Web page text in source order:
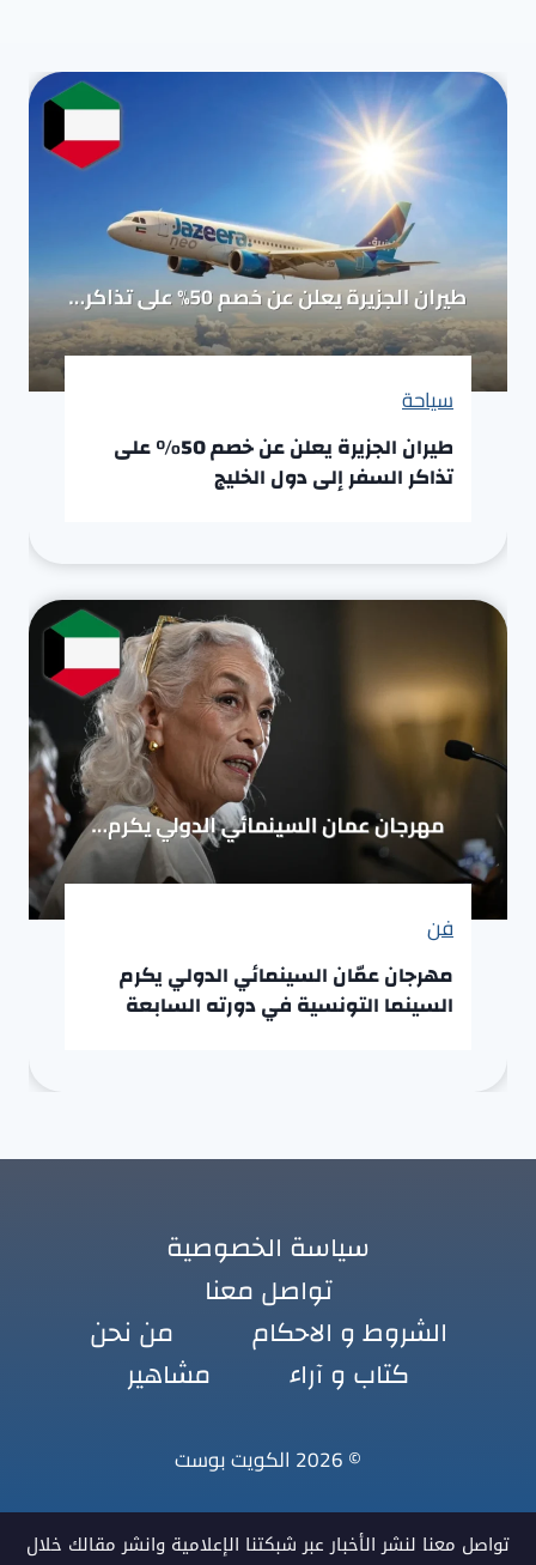
سياحة
طيران الجزيرة يعلن عن خصم 50% على
تذاكر السفر إلى دول الخليج
فن
مهرجان عمّان السينمائي الدولي يكرم
السينما التونسية في دورته السابعة
سياسة الخصوصية
تواصل معنا
الشروط و الاحكام
من نحن
كتاب و آراء
مشاهير
© 2026 الكويت بوست
تواصل معنا لنشر الأخبار عبر شبكتنا الإعلامية وانشر مقالك خلال